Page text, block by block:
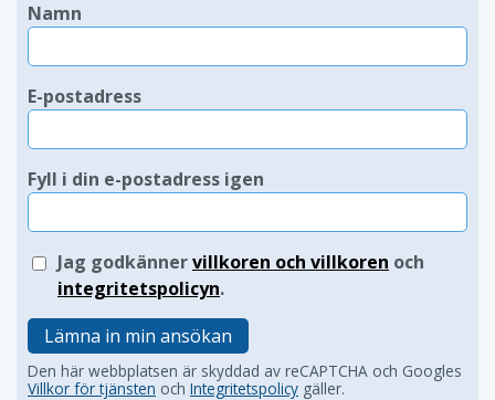
Namn
E-postadress
Fyll i din e-postadress igen
Jag godkännervillkoren och villkoren och
integritetspolicyn.
Lämna in min ansökan
Den här webbplatsen är skyddad av reCAPTCHA och Googles
Villkor för tjänsten och Integritetspolicy gäller.